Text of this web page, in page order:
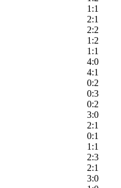
1:1
2:1
2:2
1:2
1:1
4:0
4:1
0:2
0:3
0:2
3:0
2:1
0:1
1:1
2:3
2:1
3:0